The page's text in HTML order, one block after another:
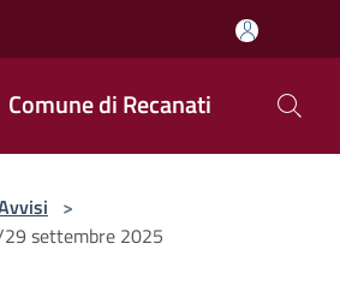
Comune di Recanati
>
settembre 2025